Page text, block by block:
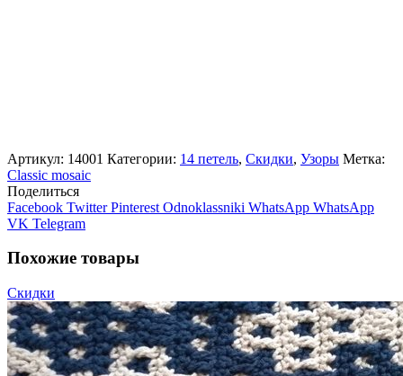
Артикул: 14001 Категории: 14 петель, Скидки, Узоры Метка:
Classic mosaic
Поделиться
Facebook Twitter Pinterest Odnoklassniki WhatsApp WhatsApp
VK Telegram
Похожие товары
Скидки